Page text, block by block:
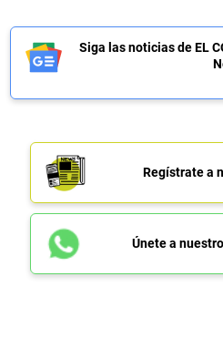
Siga las noticias de EL
Regístrate a
Únete a